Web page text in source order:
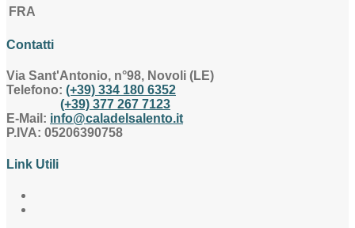
FRA
Contatti
Via Sant'Antonio, n°98, Novoli (LE)
Telefono: (+39) 334 180 6352
(+39) 377 267 7123
E-Mail: info@caladelsalento.it
P.IVA: 05206390758
Link Utili